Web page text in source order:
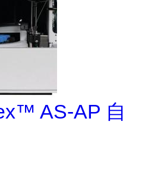
AS-AP 自